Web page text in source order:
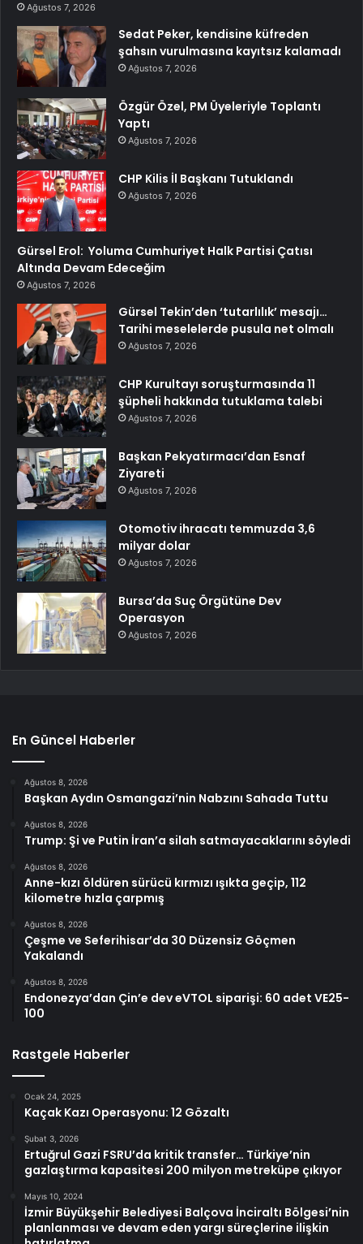
Ağustos 7, 2026
Sedat Peker, kendisine küfreden
şahsın vurulmasına kayıtsız kalamadı
Ağustos 7, 2026
Özgür Özel, PM Üyeleriyle Toplantı
Yaptı
Ağustos 7, 2026
CHP Kilis İl Başkanı Tutuklandı
Ağustos 7, 2026
Gürsel Erol: Yoluma Cumhuriyet Halk Partisi Çatısı
Altında Devam Edeceğim
Ağustos 7, 2026
Gürsel Tekin’den ‘tutarlılık’ mesajı…
Tarihi meselelerde pusula net olmalı
Ağustos 7, 2026
CHP Kurultayı soruşturmasında 11
şüpheli hakkında tutuklama talebi
Ağustos 7, 2026
Başkan Pekyatırmacı’dan Esnaf
Ziyareti
Ağustos 7, 2026
Otomotiv ihracatı temmuzda 3,6
milyar dolar
Ağustos 7, 2026
Bursa’da Suç Örgütüne Dev
Operasyon
Ağustos 7, 2026
En Güncel Haberler
Ağustos 8, 2026
Başkan Aydın Osmangazi’nin Nabzını Sahada Tuttu
Ağustos 8, 2026
Trump: Şi ve Putin İran’a silah satmayacaklarını söyledi
Ağustos 8, 2026
Anne-kızı öldüren sürücü kırmızı ışıkta geçip, 112
kilometre hızla çarpmış
Ağustos 8, 2026
Çeşme ve Seferihisar’da 30 Düzensiz Göçmen
Yakalandı
Ağustos 8, 2026
Endonezya’dan Çin’e dev eVTOL siparişi: 60 adet VE25-
100
Rastgele Haberler
Ocak 24, 2025
Kaçak Kazı Operasyonu: 12 Gözaltı
Şubat 3, 2026
Ertuğrul Gazi FSRU’da kritik transfer… Türkiye’nin
gazlaştırma kapasitesi 200 milyon metreküpe çıkıyor
Mayıs 10, 2024
İzmir Büyükşehir Belediyesi Balçova İnciraltı Bölgesi’nin
planlanması ve devam eden yargı süreçlerine ilişkin